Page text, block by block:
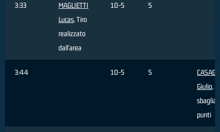
3:33
MAGLIETTI
Lucas, Tiro
realizzato
dall'area
10-5 5
3:44 10-5 5
Giulio,
punti